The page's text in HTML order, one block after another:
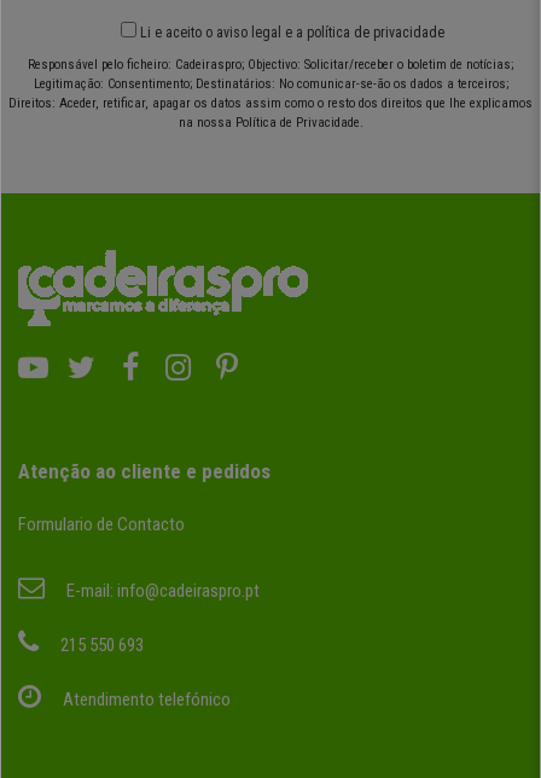
Li e aceito o aviso legal e a política de privacidade
Responsável pelo ficheiro: Cadeiraspro; Objectivo: Solicitar/receber o boletim de notícias;
Legitimação: Consentimento; Destinatários: No comunicar-se-ão os dados a terceiros;
Direitos: Aceder, retificar, apagar os datos assim como o resto dos direitos que lhe explicamos
na nossa Política de Privacidade.
Atenção ao cliente e pedidos
Formulario de Contacto
E-mail: info@cadeiraspro.pt
215 550 693
Atendimento telefónico